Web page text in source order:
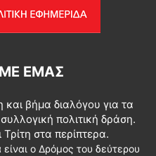
ΕΜΆΣ
βήμα διαλόγου για τα
πολιτική δράση.
στα περίπτερα.
ο Δρόμος του δεύτερου